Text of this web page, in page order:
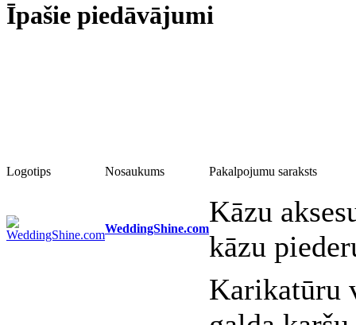
Īpašie piedāvājumi
Logotips Nosaukums Pakalpojumu saraksts
WeddingShine.com
Kāzu
kāzu
Karikatūru